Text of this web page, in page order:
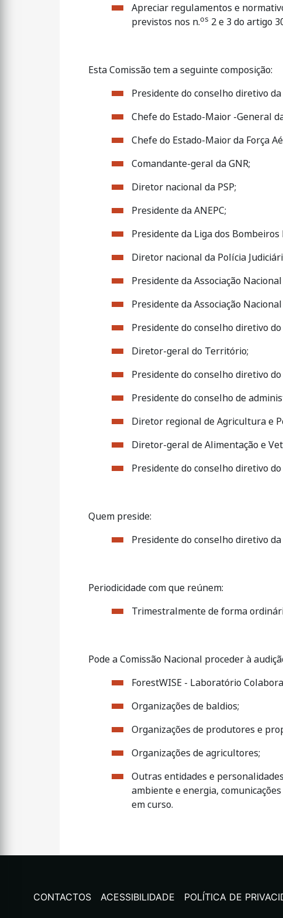
Apreciar regulamentos e
previstos nos n.os 2 e 3 do artigo
Esta Comissão tem a seguinte composição:
Presidente do conselho diretivo da
Chefe do Estado-Maior -General
Chefe do Estado-Maior da Força
Comandante-geral da GNR;
Diretor nacional da PSP;
Presidente da ANEPC;
Presidente da Liga dos Bombeiros
Diretor nacional da Polícia
Presidente da Associação
Presidente da Associação
Presidente do conselho diretivo do
Diretor-geral do Território;
Presidente do conselho diretivo
Presidente do conselho de
Diretor regional de Agricultura e
Diretor-geral de Alimentação e
Presidente do conselho diretivo do
Quem preside:
Presidente do conselho diretivo da
Periodicidade com que reúnem:
Trimestralmente de forma
Pode a Comissão Nacional proceder à
ForestWISE - Laboratório
Organizações de baldios;
Organizações de produtores e
Organizações de agricultores;
Outras entidades e
ambiente e energia,
em curso.
CONTACTOS ACESSIBILIDADE POLÍTICA DE